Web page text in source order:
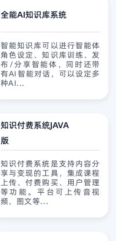
查看详情 免费试用
全能AI知识库系统
智能知识库可以进行智能体
角色设定、知识库训练、发
布/分享智能体，同时还带
有AI智能对话，可以设定多
种AI...
查看详情 免费试用
知识付费系统JAVA
版
知识付费系统是支持内容分
享与变现的工具，集成课程
上传、付费购买、用户管理
等功能。平台可上传音视
频、图文等...